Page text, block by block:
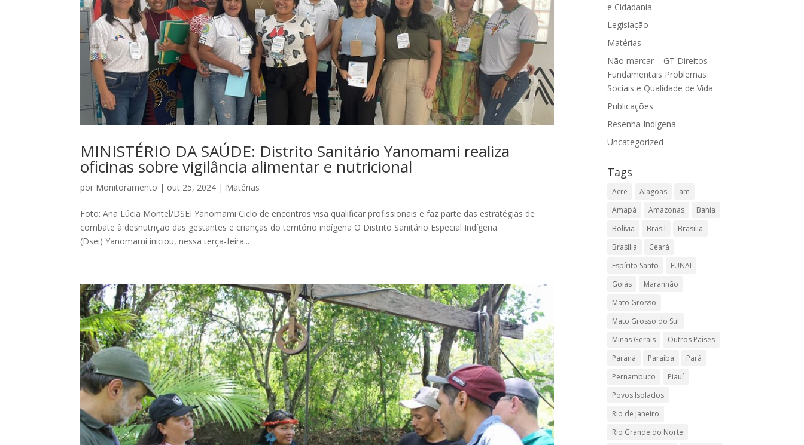
MINISTÉRIO DA SAÚDE: Distrito Sanitário Yanomami realiza
oficinas sobre vigilância alimentar e nutricional
por Monitoramento | out 25, 2024 | Matérias
Foto: Ana Lúcia Montel/DSEI Yanomami Ciclo de encontros visa qualificar profissionais e faz parte das estratégias de
combate à desnutrição das gestantes e crianças do território indígena O Distrito Sanitário Especial Indígena
(Dsei) Yanomami iniciou, nessa terça-feira...
e Cidadania
Legislação
Matérias
Não marcar – GT Direitos
Fundamentais Problemas
Sociais e Qualidade de Vida
Publicações
Resenha Indígena
Uncategorized
Tags
Acre Alagoas
am
Amapá
Amazonas
Bahia
Bolívia
Brasil
Brasilia
Brasília
Ceará
Espírito Santo
FUNAI
Goiás
Maranhão
Mato Grosso
Mato Grosso do Sul
Minas Gerais
Outros Países
Paraná
Paraíba
Pará
Pernambuco
Piauí
Povos Isolados
Rio de Janeiro
Rio Grande do Norte